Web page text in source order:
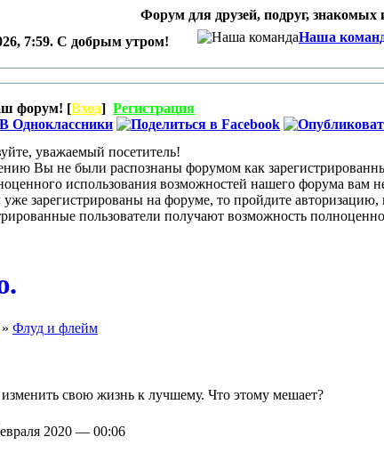
Форум для друзей, подруг, знакомых
7:59. С добрым утром!
Наша
форум! [Вход] Регистрация
уважаемый посетитель!
Вы не были распознаны форумом как
использования возможностей нашего форума вам
зарегистрированы на форуме, то пройдите авторизацию,
пользователи получают возможность
» Флуд и флейм
свою жизнь к лучшему. Что этому мешает?
2020 — 00:06